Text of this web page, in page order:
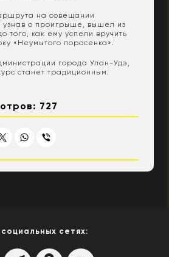
на совещании
узнав о проигрыше, вышел из
того, как ему успели вручить
«Неумытого поросенка».
города Улан-Удэ,
станет традиционным.
727
сетях: